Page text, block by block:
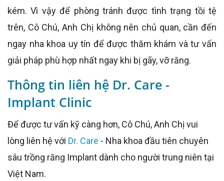
kém. Vì vậy để phòng tránh được tình trạng tồi tệ
trên, Cô Chú, Anh Chị không nên chủ quan, cần đến
ngay nha khoa uy tín để được thăm khám và tư vấn
giải pháp phù hợp nhất ngay khi bị gãy, vỡ răng.
Thông tin liên hệ Dr. Care -
Implant Clinic
Để được tư vấn kỹ càng hơn, Cô Chú, Anh Chị vui
lòng liên hệ với Dr. Care - Nha khoa đầu tiên chuyên
sâu trồng răng Implant dành cho người trung niên tại
Việt Nam.